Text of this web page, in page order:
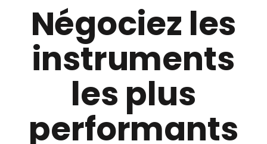
Vous avez déjà un compte ?Connectez-vous à
En cliquant ici, je reconnais & j'accepte que :
Mon compte de trading sera enregistré auprès d'
Markets Limited (Mauritius)
et sera régi par le
contrat client& la politique de confidentialité
Négociez les
instruments
les plus
performants